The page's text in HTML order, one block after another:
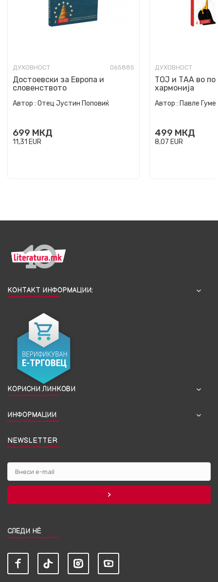
ДУХОВНОСТ 065885
Достоевски за Европа и
словенството
Автор : Отец Јустин Поповиќ
699 МКД
11,31 EUR
ДУХОВНОСТ
ТОЈ и ТАА во
хармонија
Автор : Павле
499 МКД
8,07 EUR
КОНТАКТ ИНФОРМАЦИИ:
КОРИСНИ ЛИНКОВИ
ИНФОРМАЦИИ
NEWSLETTER
СЛЕДИ НЀ